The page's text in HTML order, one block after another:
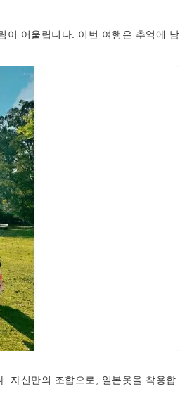
이 어울립니다. 이번 여행은 추억에 남
자신만의 조합으로, 일본옷을 착용합